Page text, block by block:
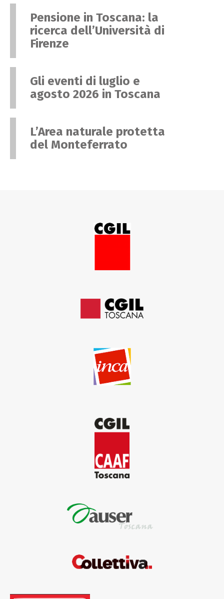
Pensione in Toscana: la
ricerca dell’Università di
Firenze
Gli eventi di luglio e
agosto 2026 in Toscana
L’Area naturale protetta
del Monteferrato